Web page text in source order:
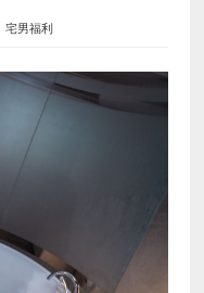
宅男福利